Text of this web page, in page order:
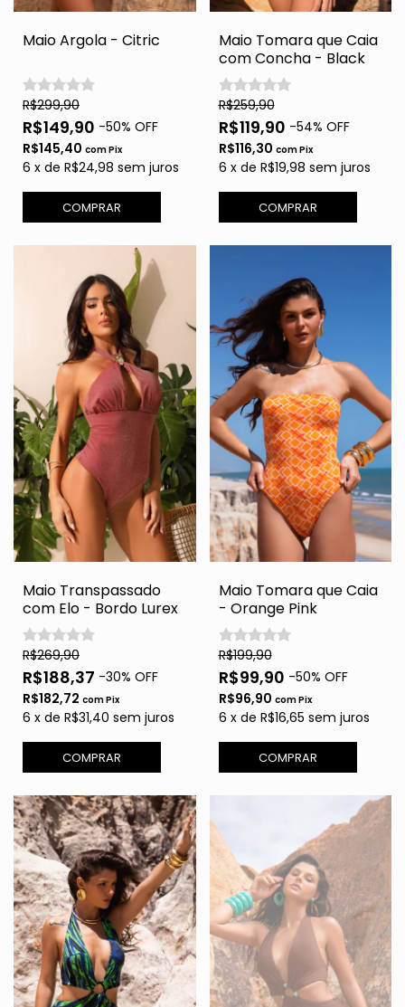
Maio Argola - Citric
R$299,90
R$149,90 -50% OFF
R$145,40 comPix
6 x de R$24,98 sem juros
COMPRAR
Maio Tomara que Caia
com Concha - Black
R$259,90
R$119,90 -54% OFF
R$116,30 comPix
6 x de R$19,98 sem juros
COMPRAR
Maio Transpassado
com Elo - Bordo Lurex
R$269,90
R$188,37 -30% OFF
R$182,72 comPix
6 x de R$31,40 sem juros
COMPRAR
Maio Tomara que Caia
- Orange Pink
R$199,90
R$99,90 -50% OFF
R$96,90 comPix
6 x de R$16,65 sem juros
COMPRAR